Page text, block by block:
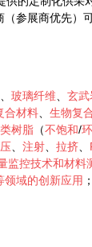
参展商优先
玻璃纤维 玄武
合材料 生物复
树脂 （不饱和/
注射 拉挤
监控技术和材料
领域的创新应用 ；